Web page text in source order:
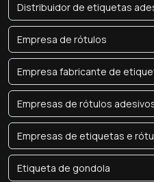
Distribuidor de etiquetas
Empresa de rótulos
Empresa fabricante de
Empresas de rótulos
Empresas de etiquetas e
Etiqueta de gondola